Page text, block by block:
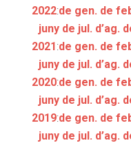
2022:de gen. de
juny de jul. d’ag.
2021:de gen. de
juny de jul. d’ag.
2020:de gen. de
juny de jul. d’ag.
2019:de gen. de
juny de jul. d’ag.